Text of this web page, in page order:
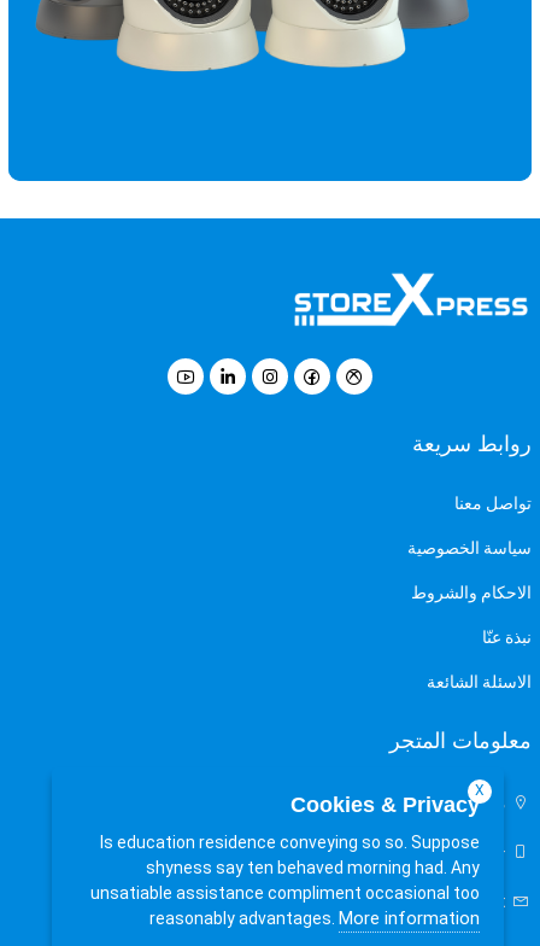
روابط سريعة
تواصل معنا
سياسة الخصوصية
الاحكام والشروط
نبذة عنّا
الاسئلة الشائعة
معلومات المتجر
مصر
+201111126753
X
Cookies & Privacy
Is education residence conveying so so. Suppose
shyness say ten behaved morning had. Any
unsatiable assistance compliment occasional too
reasonably advantages. More information